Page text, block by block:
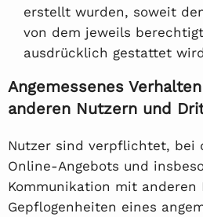
erstellt wurden, soweit
von dem jeweils
ausdrücklich gestattet
Angemessenes
anderen Nutzern und
Nutzer sind verpflichtet, bei
Online-Angebots und
Kommunikation mit anderen
Gepflogenheiten eines